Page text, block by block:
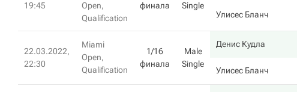
19:45
Open,
Qualification
финала
Single
Улисес Бланч
22.03.2022,
22:30
Miami
Open,
Qualification
1/16
финала
Male
Single
Денис Кудла
Улисес Бланч